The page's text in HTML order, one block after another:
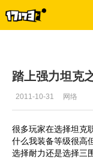
踏上强力坦克
2011-10-31 网络
很多玩家在选择坦克
什么我装备等级很高
选择耐力还是选择三